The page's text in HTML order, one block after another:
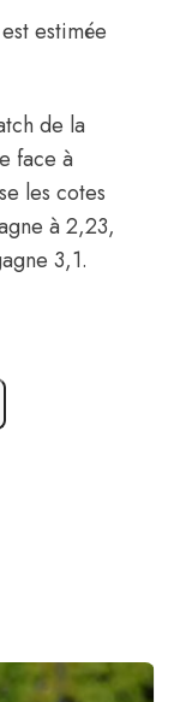
estimée
de la
face à
les cotes
à 2,23,
3,1.